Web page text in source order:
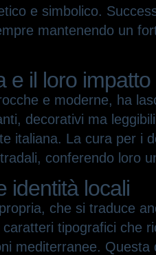
e simbolico.
mantenendo un
e il loro
e moderne, ha
decorativi ma
italiana. La cura per i
conferendo loro
identità locali
che si traduce
tipografici che
mediterranee.